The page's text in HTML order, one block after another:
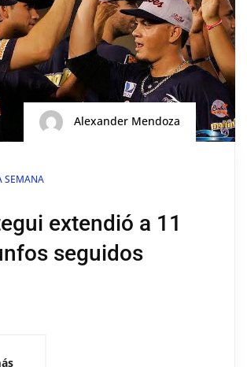
Alexander Mendoza
SEMANA
extendió a 11
seguidos